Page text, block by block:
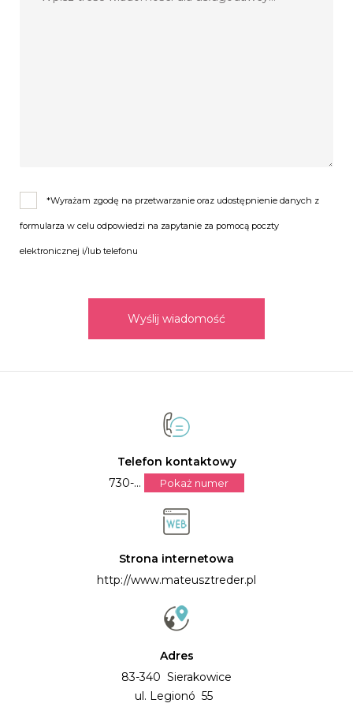
*Wyrażam zgodę na przetwarzanie oraz udostępnienie danych z
formularza w celu odpowiedzi na zapytanie za pomocą poczty
elektronicznej i/lub telefonu
Wyślij wiadomość
Telefon kontaktowy
730-...
Pokaż numer
Strona internetowa
http://www.mateusztreder.pl
Adres
83-340 Sierakowice
ul. Legionó 55